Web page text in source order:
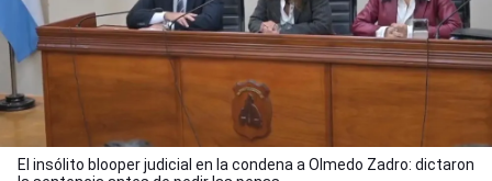
El insólito blooper judicial en la condena a Olmedo Zadro: dictaron